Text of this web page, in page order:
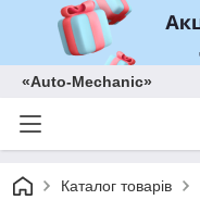
«Auto-Mechanic»
Каталог товарів